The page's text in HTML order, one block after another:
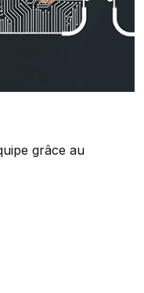
grâce au